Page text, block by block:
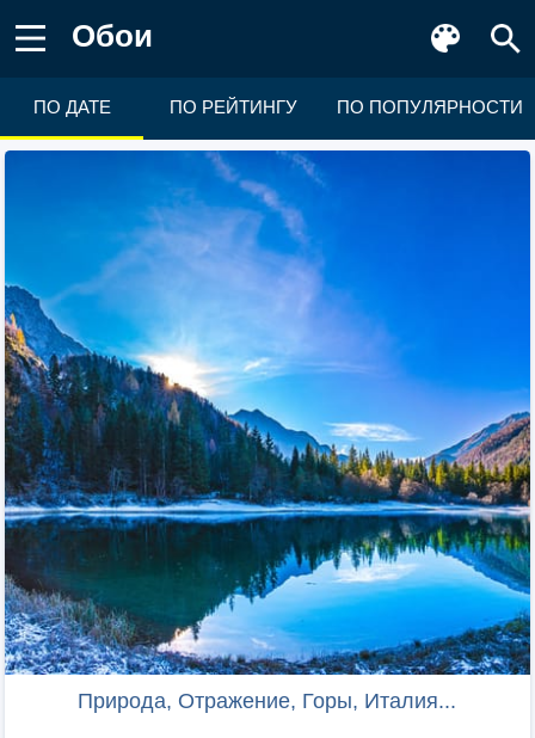
Обои
ПО ДАТЕ ПО РЕЙТИНГУ ПО ПОПУЛЯРНОСТИ
Природа, Отражение, Горы, Италия...